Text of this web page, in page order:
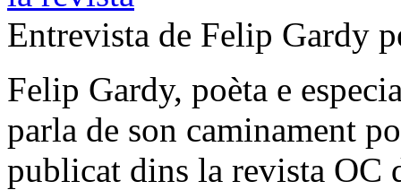
Entrevista de Felip Gardy
Felip Gardy, poèta e
parla de son caminament
publicat dins la revista OC